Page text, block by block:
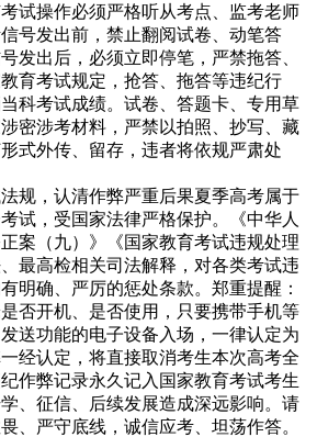
试操作必须严格听从考点、监考老师
号发出前，禁止翻阅试卷、动笔答
发出后，必须立即停笔，严禁拖答、
育考试规定，抢答、拖答等违纪行
科考试成绩。试卷、答题卡、专用草
密涉考材料，严禁以拍照、抄写、藏
式外传、留存，违者将依规严肃处
法规，认清作弊严重后果夏季高考属于
试，受国家法律严格保护。《中华人
案（九）》《国家教育考试违规处理
最高检相关司法解释，对各类考试违
明确、严厉的惩处条款。郑重提醒：
否开机、是否使用，只要携带手机等
送功能的电子设备入场，一律认定为
经认定，将直接取消考生本次高考全
作弊记录永久记入国家教育考试考生
、征信、后续发展造成深远影响。请
、严守底线，诚信应考、坦荡作答。